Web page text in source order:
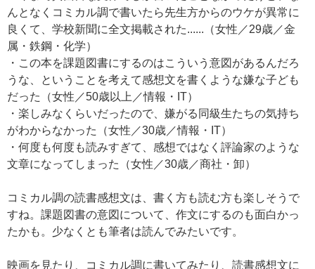
んとなくコミカル調で書いたら先生方からのウケが異常に
良くて、学校新聞に全文掲載された......（女性／29歳／金
属・鉄鋼・化学）
・この本を課題図書にするのはこういう意図があるんだろ
うな、ということを考えて感想文を書くような嫌な子ども
だった（女性／50歳以上／情報・IT）
・楽しみなくらいだったので、嫌がる同級生たちの気持ち
がわからなかった（女性／30歳／情報・IT）
・何度も何度も読みすぎて、感想ではなく評論家のような
文章になってしまった（女性／30歳／商社・卸）
コミカル調の読書感想文は、書く方も読む方も楽しそうで
すね。課題図書の意図について、作文にするのも面白かっ
たかも。少なくとも筆者は読んでみたいです。
映画を見たり、コミカル調に書いてみたり、読書感想文に